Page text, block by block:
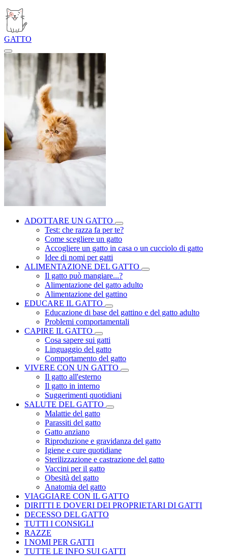
GATTO
ADOTTARE UN GATTO
Test: che razza fa per te?
Come scegliere un gatto
Accogliere un gatto in casa o un cucciolo di gatto
Idee di nomi per gatti
ALIMENTAZIONE DEL GATTO
Il gatto può mangiare...?
Alimentazione del gatto adulto
Alimentazione del gattino
EDUCARE IL GATTO
Educazione di base del gattino e del gatto adulto
Problemi comportamentali
CAPIRE IL GATTO
Cosa sapere sui gatti
Linguaggio del gatto
Comportamento del gatto
VIVERE CON UN GATTO
Il gatto all'esterno
Il gatto in interno
Suggerimenti quotidiani
SALUTE DEL GATTO
Malattie del gatto
Parassiti del gatto
Gatto anziano
Riproduzione e gravidanza del gatto
Igiene e cure quotidiane
Sterilizzazione e castrazione del gatto
Vaccini per il gatto
Obesità del gatto
Anatomia del gatto
VIAGGIARE CON IL GATTO
DIRITTI E DOVERI DEI PROPRIETARI DI GATTI
DECESSO DEL GATTO
TUTTI I CONSIGLI
RAZZE
I NOMI PER GATTI
TUTTE LE INFO SUI GATTI